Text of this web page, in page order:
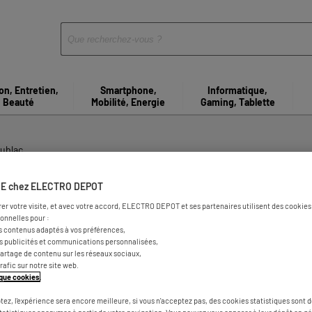
Entretien,
Beauté
Smartphone,
Mobilité, Energie
Informatique,
Gaming, Tablette
d'électroménager à La
chez ELECTRO DEPOT
votre visite, et avec votre accord, ELECTRO DEPOT et ses partenaires utilisent des
pour :
contenus adaptés à vos préférences,
publicités et communications personnalisées,
de contenu sur les réseaux sociaux,
sur notre site web.
cookies
l'expérience sera encore meilleure, si vous n'acceptez pas, des cookies statistiques sont